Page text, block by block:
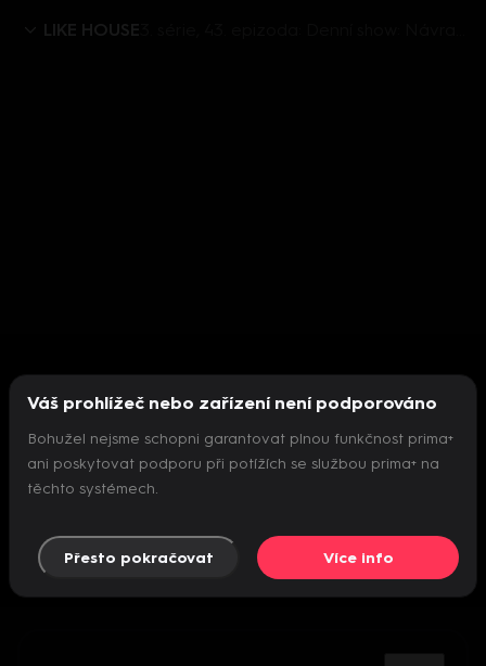
LIKE HOUSE
Nepodařilo se inicializovat přehrávač
Váš prohlížeč nebo zařízení není podporováno
Bohužel nejsme schopni garantovat plnou funkčnost prima+
ani poskytovat podporu při potížích se službou prima+ na
těchto systémech.
Přesto pokračovat Více info